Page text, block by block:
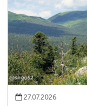
27.07.2026